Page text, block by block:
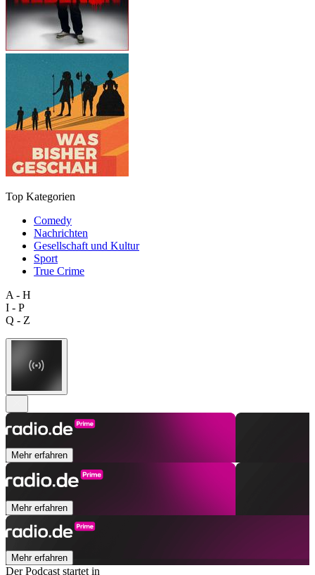
Top Kategorien
Comedy
Nachrichten
Gesellschaft und Kultur
Sport
True Crime
A - H
I - P
Q - Z
Mehr erfahren
Mehr erfahren
Mehr erfahren
Der Podcast startet in